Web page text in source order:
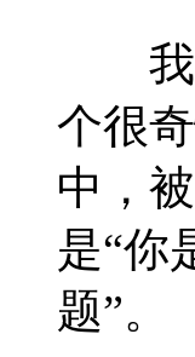
我高
个很
中，
是“你
题”。